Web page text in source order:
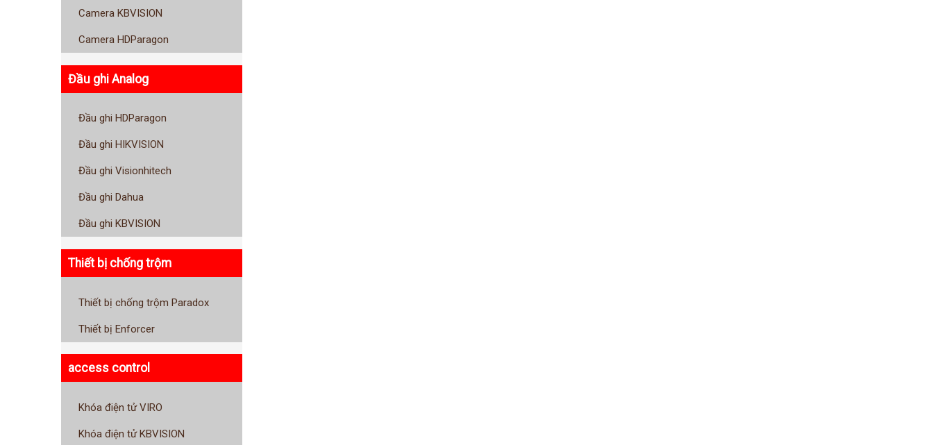
Camera KBVISION
Camera HDParagon
Đầu ghi Analog
Đầu ghi HDParagon
Đầu ghi HIKVISION
Đầu ghi Visionhitech
Đầu ghi Dahua
Đầu ghi KBVISION
Thiết bị chống trộm
Thiết bị chống trộm Paradox
Thiết bị Enforcer
access control
Khóa điện tử VIRO
Khóa điện tử KBVISION